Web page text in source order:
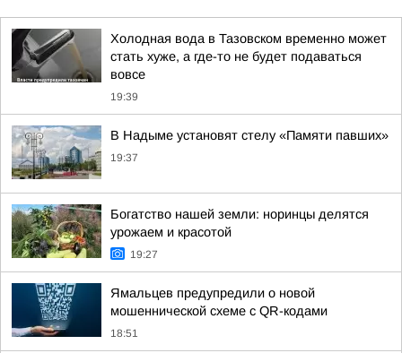
Холодная вода в Тазовском временно может
стать хуже, а где-то не будет подаваться
вовсе
19:39
В Надыме установят стелу «Памяти павших»
19:37
Богатство нашей земли: норинцы делятся
урожаем и красотой
19:27
Ямальцев предупредили о новой
мошеннической схеме с QR-кодами
18:51